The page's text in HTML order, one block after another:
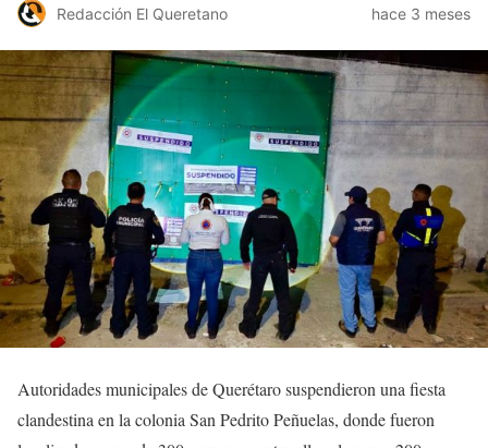
Redacción El Queretano hace 3 meses
Autoridades municipales de Querétaro suspendieron una fiesta
clandestina en la colonia San Pedrito Peñuelas, donde fueron